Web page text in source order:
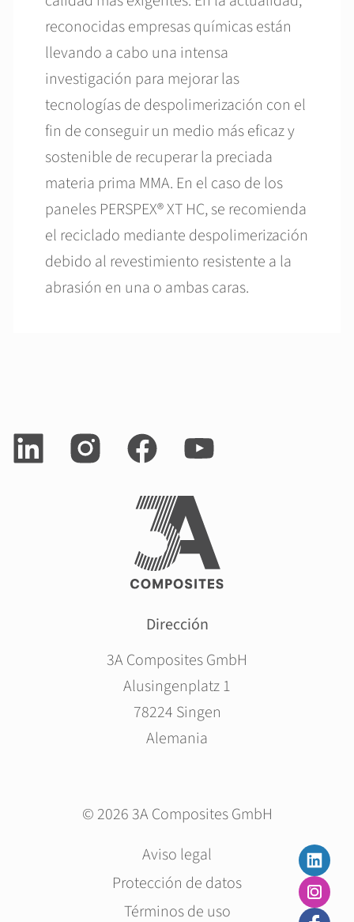
reconocidas empresas químicas están
llevando a cabo una intensa
investigación para mejorar las
tecnologías de despolimerización con el
fin de conseguir un medio más eficaz y
sostenible de recuperar la preciada
materia prima MMA. En el caso de los
paneles PERSPEX® XT HC, se recomienda
el reciclado mediante despolimerización
debido al revestimiento resistente a la
abrasión en una o ambas caras.
Dirección
3A Composites GmbH
Alusingenplatz 1
78224 Singen
Alemania
© 2026 3A Composites GmbH
navegación
Aviso legal
Protección de datos
Términos de uso